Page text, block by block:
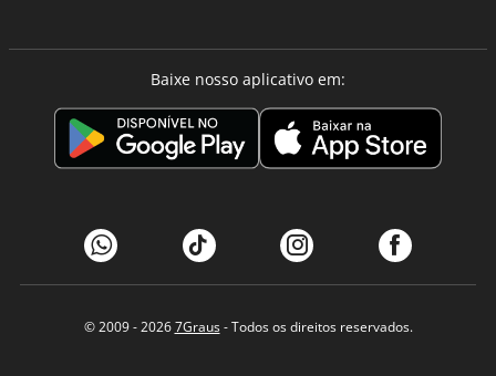
Baixe nosso aplicativo em:
© 2009 - 20267Graus- Todos os direitos reservados.